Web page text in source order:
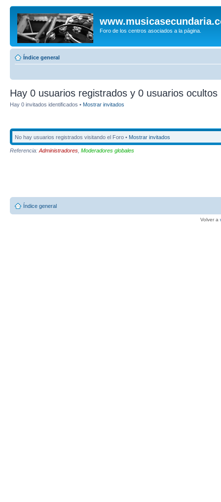
Foro de los centros asociados a la página.
Índice general
Hay 0 usuarios registrados y 0 usuarios ocultos
Hay 0 invitados identificados • Mostrar invitados
No hay usuarios registrados visitando el Foro • Mostrar invitados
Referencia: Administradores Moderadores globales
Índice general
Volver a